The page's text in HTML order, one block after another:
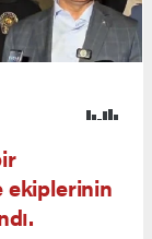
ekiplerinin